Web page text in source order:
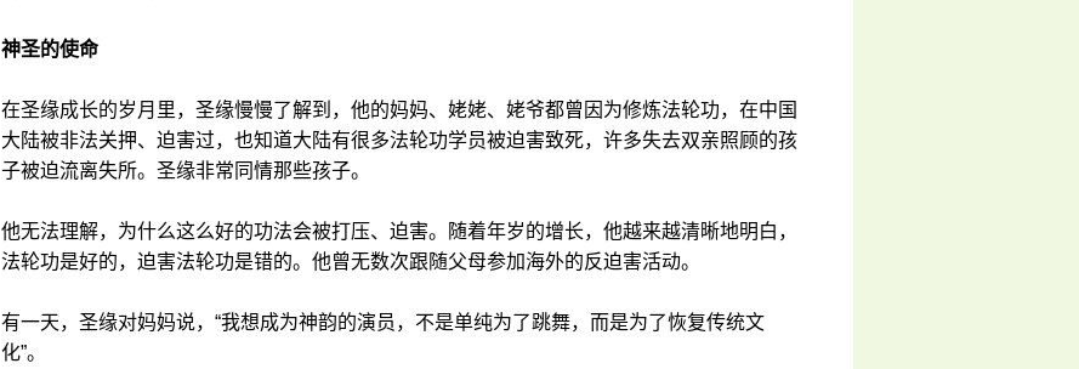
神圣的使命
在圣缘成长的岁月里，圣缘慢慢了解到，他的妈妈、姥姥、姥爷都曾因为修炼法轮功，在中国
大陆被非法关押、迫害过，也知道大陆有很多法轮功学员被迫害致死，许多失去双亲照顾的孩
子被迫流离失所。圣缘非常同情那些孩子。
他无法理解，为什么这么好的功法会被打压、迫害。随着年岁的增长，他越来越清晰地明白，
法轮功是好的，迫害法轮功是错的。他曾无数次跟随父母参加海外的反迫害活动。
有一天，圣缘对妈妈说，“我想成为神韵的演员，不是单纯为了跳舞，而是为了恢复传统文
化”。